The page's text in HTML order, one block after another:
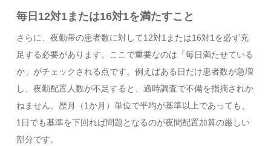
毎日12対1または16対1を満たすこと
さらに、夜勤帯の患者数に対して12対1または16対1を必ず充
足する必要があります。ここで重要なのは「毎日満たせている
か」がチェックされる点です。例えばある日だけ患者数が急増
し、夜勤配置人数が不足すると、適時調査で不備を指摘されか
ねません。歴月（1か月）単位で平均が基準以上であっても、
1日でも基準を下回れば問題となるのが夜間配置加算の厳しい
部分です。